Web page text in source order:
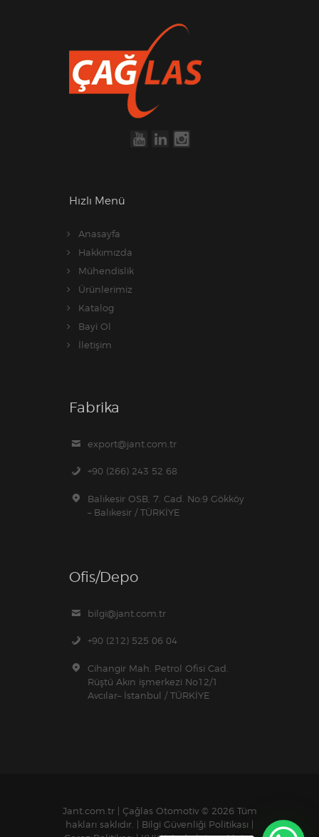
Hızlı Menü
Anasayfa
Hakkımızda
Mühendislik
Ürünlerimiz
Katalog
Bayi Ol
İletişim
Fabrika
export@jant.com.tr
+90 (266) 243 52 68
Balıkesir OSB, 7. Cad. No:9 Gökköy
– Balıkesir / TÜRKİYE
Ofis/Depo
bilgi@jant.com.tr
+90 (212) 525 06 04
Cihangir Mah. Petrol Ofisi Cad.
Rüştü Akın işmerkezi No12/1
Avcılar– İstanbul / TÜRKİYE
Jant.com.tr | Çağlas Otomotiv© 2026 Tüm
hakları saklıdır. | Bilgi Güvenliği Politikası